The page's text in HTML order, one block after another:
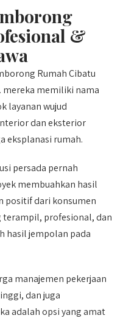
&
Rumah Cibatu
mereka memiliki nama
layanan wujud
dan eksterior
eksplanasi rumah.
persada pernah
membuahkan hasil
positif dari konsumen
terampil, profesional, dan
hasil jempolan pada
manajemen pekerjaan
dan juga
adalah opsi yang amat